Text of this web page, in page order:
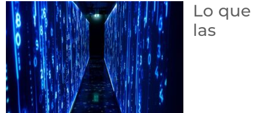
Lo que
las